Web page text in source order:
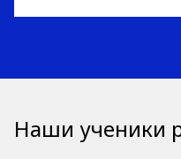
Наши ученики